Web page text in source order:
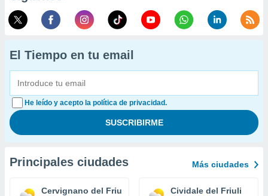
El Tiempo en tu email
He leído y acepto la política de privacidad.
Principales ciudades Más ciudades
Cervignano del Friuli Cividale del Friuli